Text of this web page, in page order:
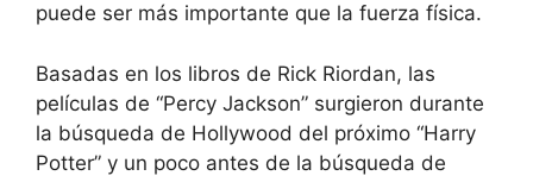
puede ser más importante que la fuerza física.
Basadas en los libros de Rick Riordan, las
películas de “Percy Jackson” surgieron durante
la búsqueda de Hollywood del próximo “Harry
Potter” y un poco antes de la búsqueda de